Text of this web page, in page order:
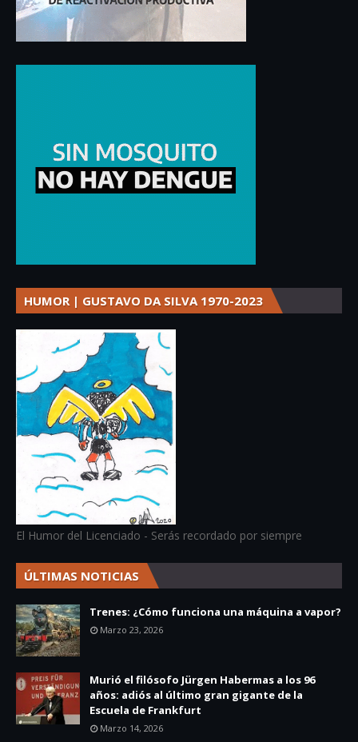
HUMOR | GUSTAVO DA SILVA 1970-2023
El Humor del Licenciado - Serás recordado por siempre
ÚLTIMAS NOTICIAS
Trenes: ¿Cómo funciona una máquina a vapor?
Marzo 23, 2026
Murió el filósofo Jürgen Habermas a los 96
años: adiós al último gran gigante de la
Escuela de Frankfurt
Marzo 14, 2026